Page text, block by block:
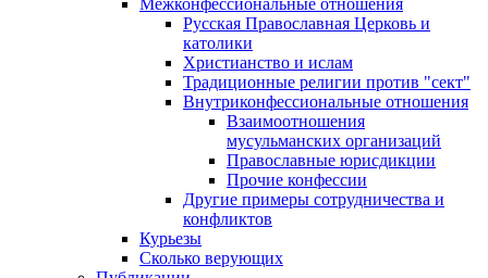
Межконфессиональные отношения
Русская Православная Церковь и
католики
Христианство и ислам
Традиционные религии против "сект"
Внутриконфессиональные отношения
Взаимоотношения
мусульманских организаций
Православные юрисдикции
Прочие конфессии
Другие примеры сотрудничества и
конфликтов
Курьезы
Сколько верующих